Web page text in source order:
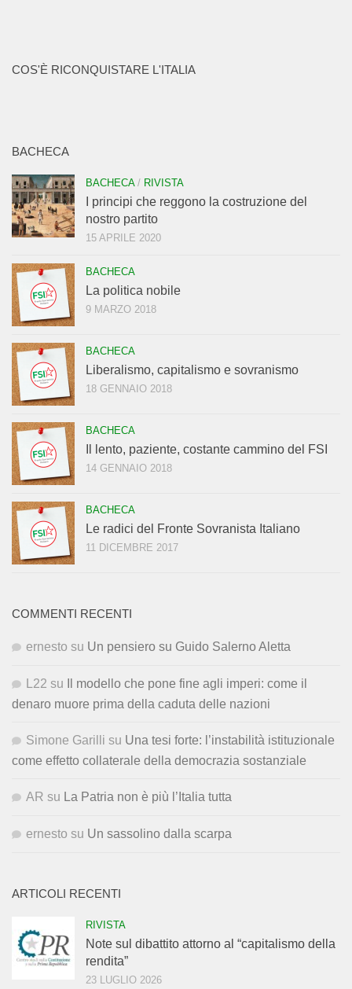
COS'È RICONQUISTARE L'ITALIA
BACHECA
BACHECA/ RIVISTA
I principi che reggono la costruzione del
nostro partito
15 APRILE 2020
BACHECA
La politica nobile
9 MARZO 2018
BACHECA
Liberalismo, capitalismo e sovranismo
18 GENNAIO 2018
BACHECA
Il lento, paziente, costante cammino del FSI
14 GENNAIO 2018
BACHECA
Le radici del Fronte Sovranista Italiano
11 DICEMBRE 2017
COMMENTI RECENTI
ernesto su Un pensiero su Guido Salerno Aletta
L22 su
Il modello che pone fine agli imperi: come il
denaro muore prima della caduta delle nazioni
Simone Garilli su Una tesi forte: l’instabilità istituzionale
come effetto collaterale della democrazia sostanziale
AR su La Patria non è più l’Italia tutta
ernesto su Un sassolino dalla scarpa
ARTICOLI RECENTI
RIVISTA
Note sul dibattito attorno al “capitalismo della
rendita”
23 LUGLIO 2026